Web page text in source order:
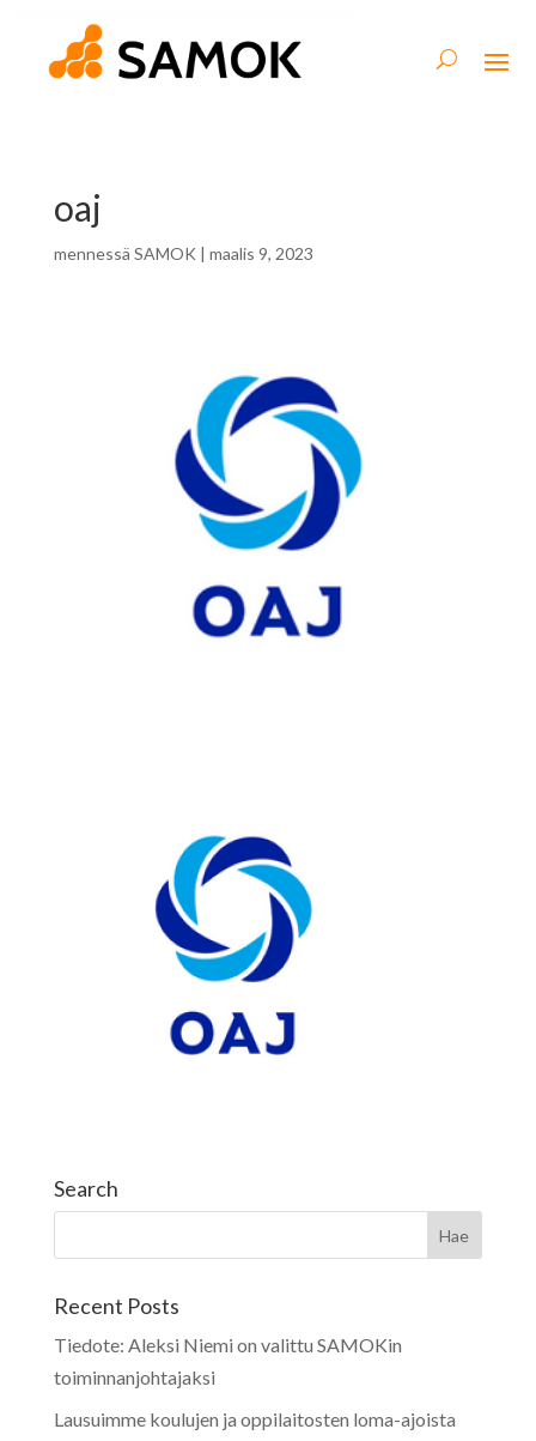
oaj
mennessä SAMOK | maalis 9, 2023
Search
Recent Posts
Tiedote: Aleksi Niemi on valittu SAMOKin
toiminnanjohtajaksi
Lausuimme koulujen ja oppilaitosten loma-ajoista